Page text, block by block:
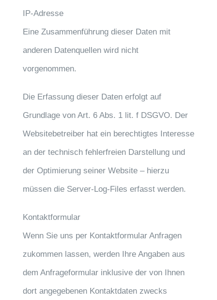
IP-Adresse
Eine Zusammenführung dieser Daten mit
anderen Datenquellen wird nicht
vorgenommen.
Die Erfassung dieser Daten erfolgt auf
Grundlage von Art. 6 Abs. 1 lit. f DSGVO. Der
Websitebetreiber hat ein berechtigtes Interesse
an der technisch fehlerfreien Darstellung und
der Optimierung seiner Website – hierzu
müssen die Server-Log-Files erfasst werden.
Kontaktformular
Wenn Sie uns per Kontaktformular Anfragen
zukommen lassen, werden Ihre Angaben aus
dem Anfrageformular inklusive der von Ihnen
dort angegebenen Kontaktdaten zwecks